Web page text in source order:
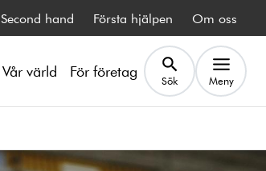
Second hand Första hjälpen Om oss
Vår värld För företag Sök Meny